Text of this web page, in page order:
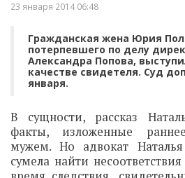
23 января 2014 06:48
Гражданская жена Юрия
потерпевшего по делу
Александра Попова,
качестве свидетеля. Суд
января.
В сущности, рассказ
факты, изложенные
мужем. Но адвокат
сумела найти